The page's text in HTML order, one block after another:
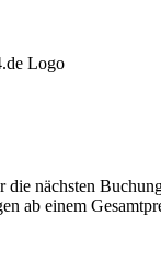
die nächsten
ab einem